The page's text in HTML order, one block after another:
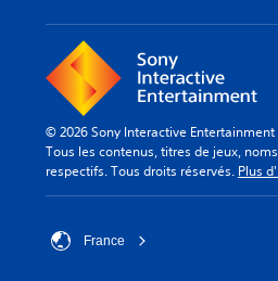
© 2026 Sony Interactive Entertainment
Tous les contenus, titres de jeux,
respectifs. Tous droits réservés. Plus
France